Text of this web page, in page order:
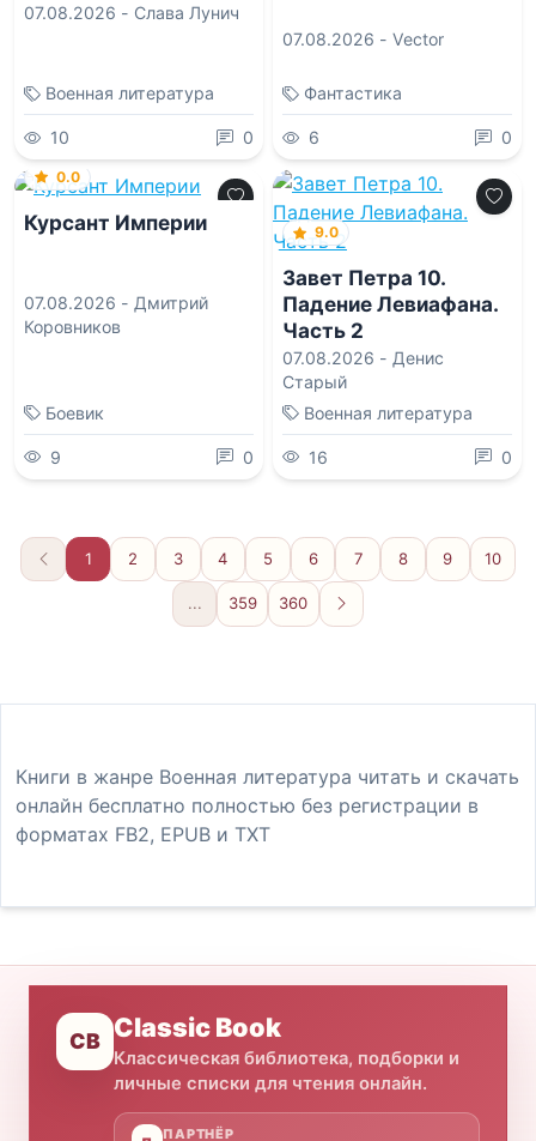
07.08.2026 - Слава Лунич
Военная литература
10 0
07.08.2026 - Vector
Фантастика
6 0
0.0
Курсант Империи
07.08.2026 - Дмитрий
Коровников
Боевик
9 0
9.0
Завет Петра 10.
Падение Левиафана.
Часть 2
07.08.2026 - Денис
Старый
Военная литература
16 0
1 2 3 4 5 6 7 8 9 10
... 359 360 Вперёд
Книги в жанре Военная литература читать и скачать
онлайн бесплатно полностью без регистрации в
форматах FB2, EPUB и TXT
CB Classic Book
Классическая библиотека, подборки и
личные списки для чтения онлайн.
ПАРТНЁР